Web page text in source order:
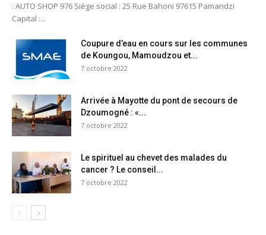
: AUTO SHOP 976 Siège social : 25 Rue Bahoni 97615 Pamandzi
Capital :...
Coupure d’eau en cours sur les communes
de Koungou, Mamoudzou et...
7 octobre 2022
Arrivée à Mayotte du pont de secours de
Dzoumogné : «...
7 octobre 2022
Le spirituel au chevet des malades du
cancer ? Le conseil...
7 octobre 2022